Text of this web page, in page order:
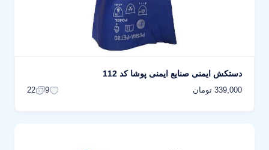
دستکش ایمنی صنایع ایمنی پوشا کد 112
339,000 تومان 9
22